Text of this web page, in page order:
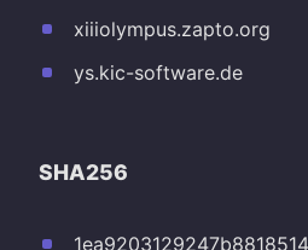
xiiiolympus.zapto.org
ys.kic-software.de
SHA256